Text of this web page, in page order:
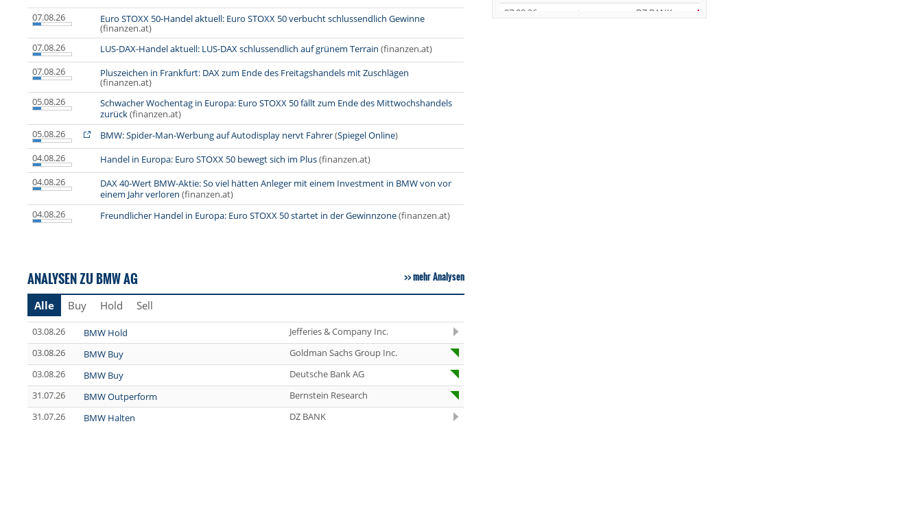
07.08.26 Euro STOXX 50-Handel aktuell: Euro STOXX 50 verbucht schlussendlich Gewinne
(finanzen.at)
07.08.26
LUS-DAX-Handel aktuell: LUS-DAX schlussendlich auf grünem Terrain (finanzen.at)
07.08.26
Pluszeichen in Frankfurt: DAX zum Ende des Freitagshandels mit Zuschlägen
(finanzen.at)
05.08.26
Schwacher Wochentag in Europa: Euro STOXX 50 fällt zum Ende des Mittwochshandels
zurück(finanzen.at)
05.08.26
BMW: Spider-Man-Werbung auf Autodisplay nervt Fahrer(Spiegel Online)
04.08.26
Handel in Europa: Euro STOXX 50 bewegt sich im Plus(finanzen.at)
04.08.26
DAX 40-Wert BMW-Aktie: So viel hätten Anleger mit einem Investment in BMW von vor
einem Jahr verloren (finanzen.at)
04.08.26
Freundlicher Handel in Europa: Euro STOXX 50 startet in der Gewinnzone(finanzen.at)
ANALYSEN ZU BMW AG mehr Analysen
Alle Buy Hold Sell
03.08.26 BMW Hold
Jefferies & Company Inc.
03.08.26
BMW Buy
Goldman Sachs Group Inc.
03.08.26
BMW Buy
Deutsche Bank AG
31.07.26
BMW Outperform
Bernstein Research
31.07.26
BMW Halten DZ BANK
07.08.26
SUSS MicroTec
DZ BANK